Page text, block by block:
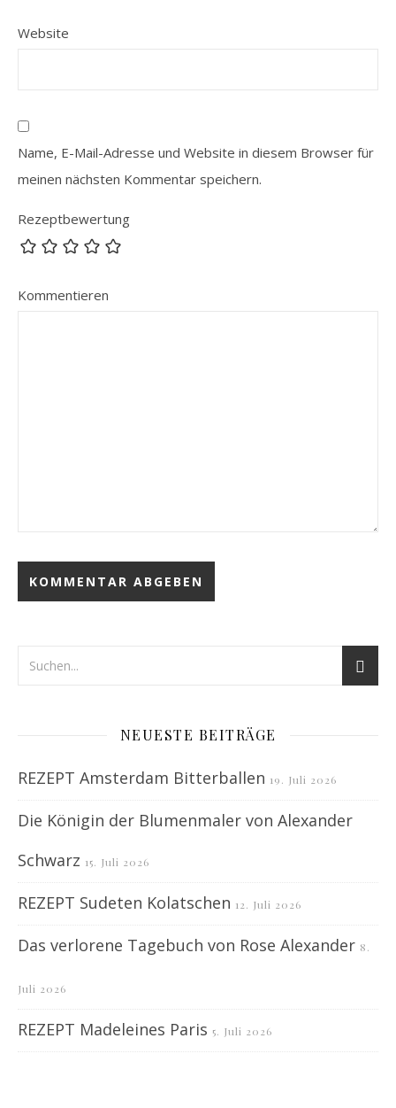
Website
Name, E-Mail-Adresse und Website in diesem Browser für
meinen nächsten Kommentar speichern.
Rezeptbewertung
Kommentieren
NEUESTE BEITRÄGE
REZEPT Amsterdam Bitterballen 19. Juli 2026
Die Königin der Blumenmaler von Alexander
Schwarz 15. Juli 2026
REZEPT Sudeten Kolatschen 12. Juli 2026
Das verlorene Tagebuch von Rose Alexander 8.
Juli 2026
REZEPT Madeleines Paris 5. Juli 2026